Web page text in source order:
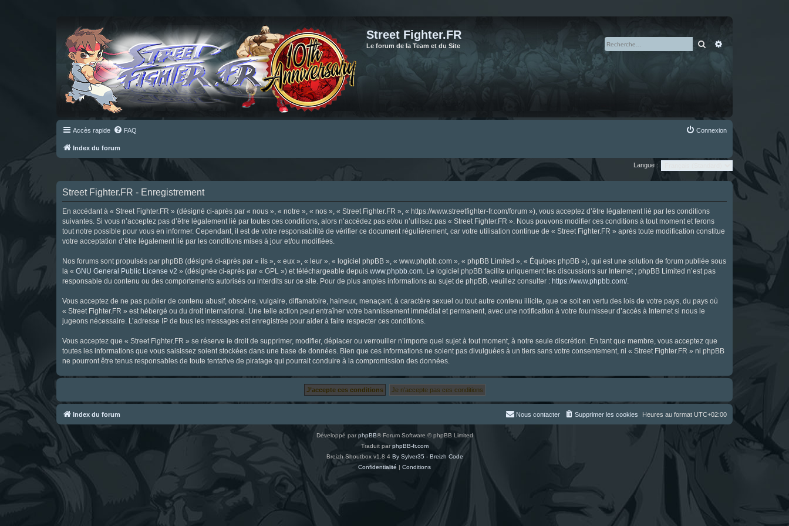
Street Fighter.FR
Le forum de la Team et du Site Rechercher
Accès rapide FAQ Connexion
Index du forum
Langue :
Street Fighter.FR - Enregistrement
En accédant à « Street Fighter.FR » (désigné ci-après par « nous », « notre », « nos », « Street Fighter.FR », « https://www.streetfighter-fr.com/forum »), vous acceptez d’être légalement lié par les conditions
suivantes. Si vous n’acceptez pas d’être légalement lié par toutes ces conditions, alors n’accédez pas et/ou n’utilisez pas « Street Fighter.FR ». Nous pouvons modifier ces conditions à tout moment et ferons
tout notre possible pour vous en informer. Cependant, il est de votre responsabilité de vérifier ce document régulièrement, car votre utilisation continue de « Street Fighter.FR » après toute modification constitue
votre acceptation d’être légalement lié par les conditions mises à jour et/ou modifiées.
Nos forums sont propulsés par phpBB (désigné ci-après par « ils », « eux », « leur », « logiciel phpBB », « www.phpbb.com », « phpBB Limited », « Équipes phpBB »), qui est une solution de forum publiée sous
la « GNU General Public License v2 » (désignée ci-après par « GPL ») et téléchargeable depuis www.phpbb.com . Le logiciel phpBB facilite uniquement les discussions sur Internet ; phpBB Limited n’est pas
responsable du contenu ou des comportements autorisés ou interdits sur ce site. Pour de plus amples informations au sujet de phpBB, veuillez consulter : https://www.phpbb.com/.
Vous acceptez de ne pas publier de contenu abusif, obscène, vulgaire, diffamatoire, haineux, menaçant, à caractère sexuel ou tout autre contenu illicite, que ce soit en vertu des lois de votre pays, du pays où
« Street Fighter.FR » est hébergé ou du droit international. Une telle action peut entraîner votre bannissement immédiat et permanent, avec une notification à votre fournisseur d’accès à Internet si nous le
jugeons nécessaire. L’adresse IP de tous les messages est enregistrée pour aider à faire respecter ces conditions.
Vous acceptez que « Street Fighter.FR » se réserve le droit de supprimer, modifier, déplacer ou verrouiller n’importe quel sujet à tout moment, à notre seule discrétion. En tant que membre, vous acceptez que
toutes les informations que vous saisissez soient stockées dans une base de données. Bien que ces informations ne soient pas divulguées à un tiers sans votre consentement, ni « Street Fighter.FR » ni phpBB
ne pourront être tenus responsables de toute tentative de piratage qui pourrait conduire à la compromission des données.
Index du forum Heures au format UTC+02:00
Supprimer les cookies
Nous contacter
Développé parphpBB® Forum Software © phpBB Limited
Traduit parphpBB-fr.com
Breizh Shoutbox v1.8.4 By Sylver35 - Breizh Code
Confidentialité | Conditions